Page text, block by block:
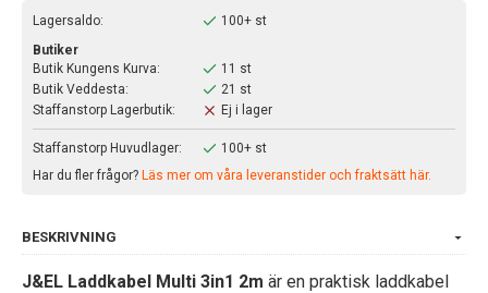
Lagersaldo:
100+ st
Butiker
Butik Kungens Kurva:
11 st
Butik Veddesta:
21 st
Staffanstorp Lagerbutik:
Ej i lager
Staffanstorp Huvudlager:
100+ st
Har du fler frågor? Läs mer om våra leveranstider och fraktsätt här.
BESKRIVNING
J&EL Laddkabel Multi 3in1 2m är en praktisk laddkabel